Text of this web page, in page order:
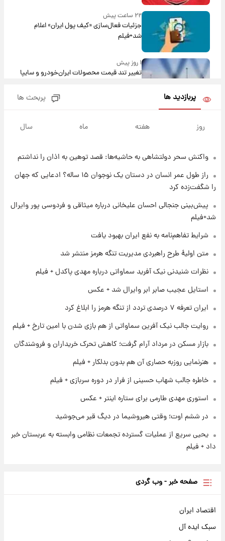
۲۲ ساعت پیش
جزئیات فعال‌سازی «کیف پول ایران» اعلام
شد+فیلم
۱ روز پیش
تغییر تند قیمت محصولات ایران‌خودرو و سایپا
۱ روز پیش
شد
۱ روز پیش
بلندمدت + جدول
۱ روز پیش
سیگنال‌های جدید برای بازار طلا؛ پیش‌بینی
قیمت سکه و طلا فردا
فال حافظ پنجشنبه ۱۵ مرداد ماه ۱۴۰۵
۱ روز پیش
پربازدید ها پربحث ها
روز هفته ماه سال
واکنش سحر دولتشاهی به حاشیه‌ها: قصد توهین به اذان را نداشتم
راز طول عمر انسان در دستان یک نوجوان ۱۵ ساله؟ ادعایی که جهان
را شگفت‌زده کرد
پیش‌بینی جنجالی احسان علیخانی درباره میثاقی و فردوسی پور وایرال
شد+فیلم
شرایط تفاهم‌نامه به نفع ایران بهبود یافت
متن اولیۀ طرح راهبردی مدیریت تنگه هرمز منتشر شد
نظرات شنیدنی نیک آفرید سماواتی درباره مهدی پاکدل + فیلم
استایل عجیب صابر ابر وایرال شد + عکس
ایران تعرفه ۷ درصدی تردد از تنگه هرمز را ابلاغ کرد
روایت جالب نیک آفرین سماواتی از هم بازی شدن با امین تارخ + فیلم
بازار مسکن در مرداد آرام گرفت؛ کاهش تحرک خریداران و فروشندگان
هنرنمایی روزبه حصاری آن هم بدون بدلکار + فیلم
خاطره جالب شهاب حسینی از فرار در دوره سربازی + فیلم
استوری مهدی طارمی برای ستاره اینتر + عکس
در ششم اوت؛ وقتی هیروشیما در دیگ قیر می‌جوشید
یحیی سریع از عملیات گسترده تجمعات نظامی وابسته به عربستان خبر
داد + فیلم
صفحه خبر - وب گردی
اقتصاد ایران
سبک ایده آل